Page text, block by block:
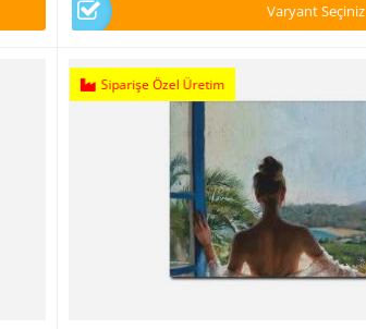
Varyant Seçiniz
Siparişe Özel Üretim